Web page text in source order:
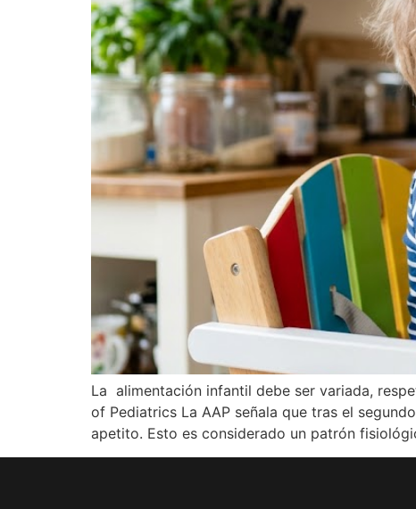
La alimentación infantil debe ser variada,
of Pediatrics La AAP señala que tras el
apetito. Esto es considerado un patrón